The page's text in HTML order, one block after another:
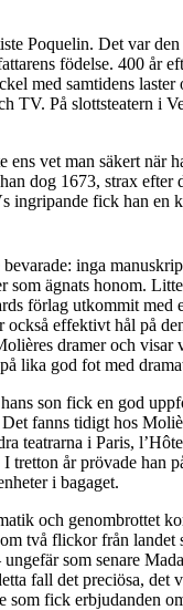
Poquelin. Det var
födelse. 400 år
med samtidens
TV. På slottsteatern i
vet man säkert
dog 1673, strax
ingripande fick han
inga
ägnats honom.
förlag utkommit
effektivt hål på
dramer och
lika god fot med
son fick en god
fanns tidigt hos
teatrarna i Paris,
år prövade han
i bagaget.
och genombrottet
två flickor från
som senare
fall det preciösa,
fick erbjudanden